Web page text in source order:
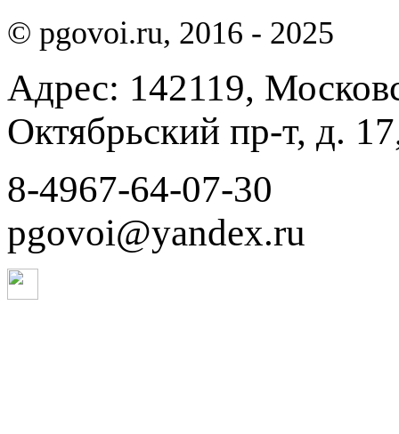
© pgovoi.ru, 2016 - 2025
Адрес: 142119,
Октябрьский пр-т, д.
8-4967-64-07-30
pgovoi@yandex.ru